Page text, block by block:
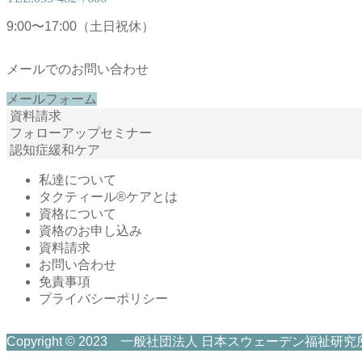
9:00〜17:00（土日祝休）
メールでのお問い合わせ
メールフォーム
資料請求
フォローアップセミナー
認知症緩和ケア
私達について
タクティール®ケアとは
資格について
資格のお申し込み
資料請求
お問い合わせ
免責事項
プライバシーポリシー
Copyright © 2023 一般社団法人 日本スウェーデン福祉研究